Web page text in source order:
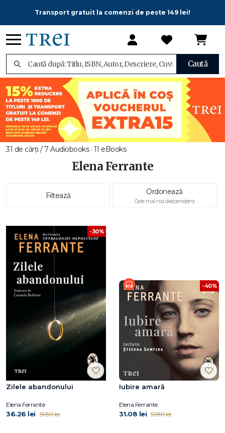
Transport gratuit la comenzi de peste 149 lei!
Caută
31 de cărți / 7 Audiobooks · 11 eBooks
Elena Ferrante
Filtează Ordonează
Cele mai noi descendent
-30%
Zilele abandonului
Elena Ferrante
36.26 lei 51.80 lei
-40%
Iubire amară
Elena Ferrante
31.08 lei 51.80 lei